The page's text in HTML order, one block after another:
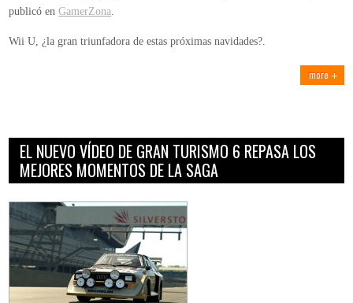
publicó enGamerZona.
Wii U, ¿la gran triunfadora de estas próximas navidades?.
more
EL NUEVO VÍDEO DE GRAN TURISMO 6 REPASA LOS
MEJORES MOMENTOS DE LA SAGA